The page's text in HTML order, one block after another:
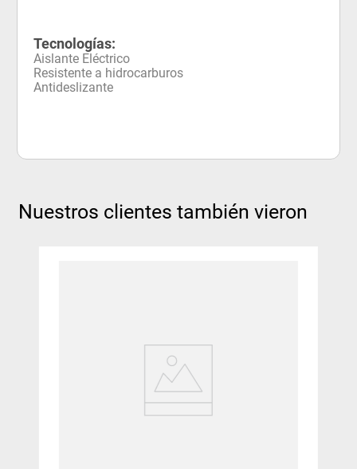
Tecnologías:
Aislante Eléctrico
Resistente a hidrocarburos
Antideslizante
Nuestros clientes también vieron